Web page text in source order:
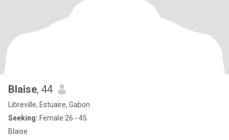
Blaise, 44
Libreville, Estuaire, Gabon
Seeking: Female 26 - 45
Blaise